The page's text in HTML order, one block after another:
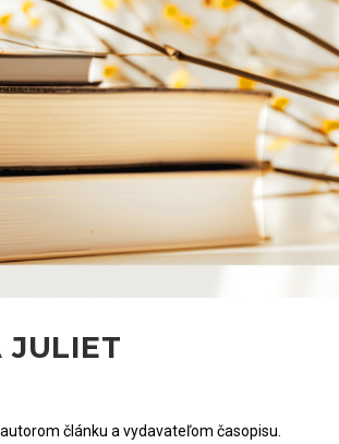
JULIET
článku a vydavateľom časopisu.